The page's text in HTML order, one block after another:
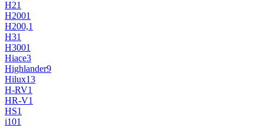
H21
H2001
H200,1
H31
H3001
Hiace3
Highlander9
Hilux13
H-RV1
HR-V1
HS1
i101